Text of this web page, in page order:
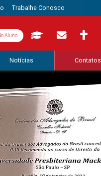
Trabalhe Conosco
Aluno
Notícias Contatos